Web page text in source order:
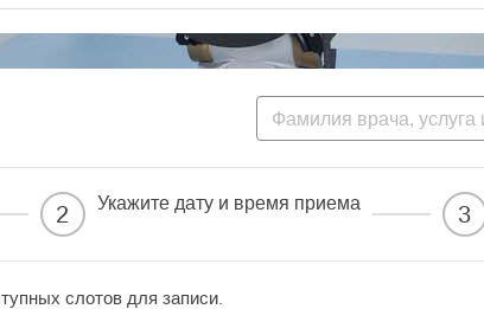
2 Укажите дату и время приема 3
слотов для записи.